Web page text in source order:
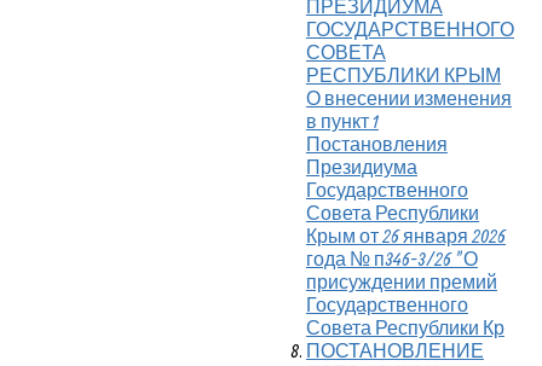
ПРЕЗИДИУМА
ГОСУДАРСТВЕННОГО
СОВЕТА
РЕСПУБЛИКИ КРЫМ
О внесении изменения
в пункт 1
Постановления
Президиума
Государственного
Совета Республики
Крым от 26 января 2026
года № п346-3/26 "О
присуждении премий
Государственного
Совета Республики Кр
ПОСТАНОВЛЕНИЕ